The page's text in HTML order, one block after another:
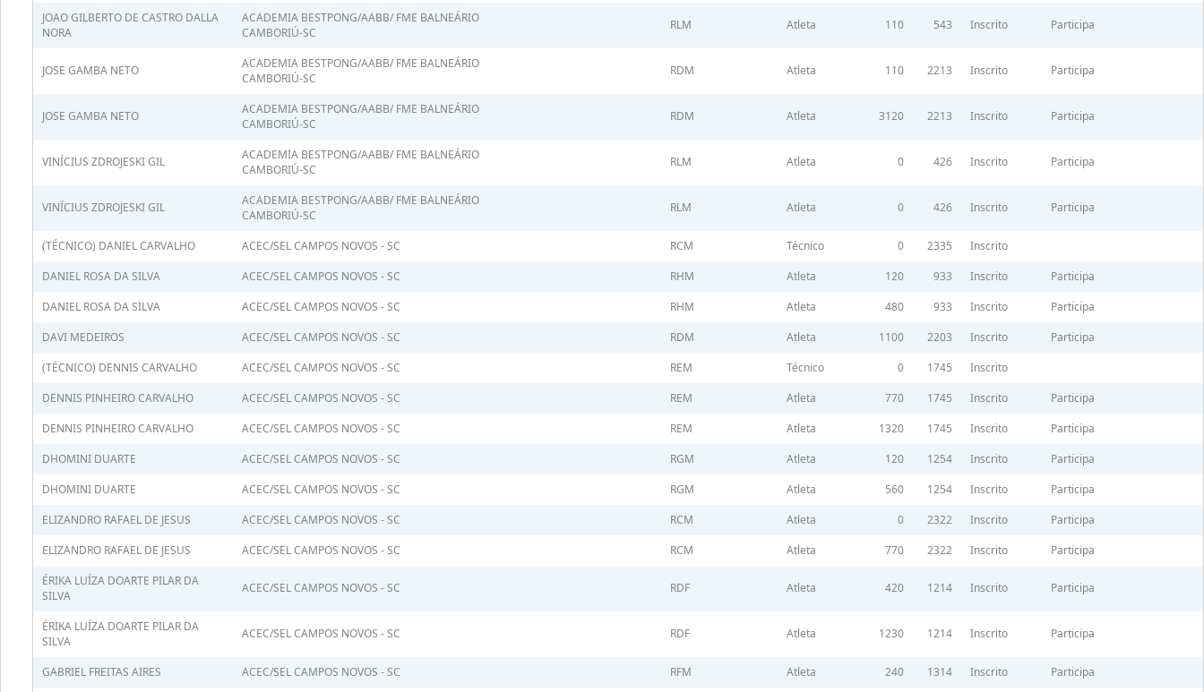
JOAO GILBERTO DE CASTRO DALLA
NORA
ACADEMIA BESTPONG/AABB/ FME BALNEÁRIO
CAMBORIÚ-SC
RLM Atleta 110 543 Inscrito Participa
JOSE GAMBA NETO
ACADEMIA BESTPONG/AABB/ FME BALNEÁRIO
CAMBORIÚ-SC
RDM Atleta 110 2213 Inscrito Participa
JOSE GAMBA NETO
ACADEMIA BESTPONG/AABB/ FME BALNEÁRIO
CAMBORIÚ-SC
RDM Atleta 3120 2213 Inscrito Participa
VINÍCIUS ZDROJESKI GIL
ACADEMIA BESTPONG/AABB/ FME BALNEÁRIO
CAMBORIÚ-SC
RLM Atleta 0 426 Inscrito Participa
VINÍCIUS ZDROJESKI GIL
ACADEMIA BESTPONG/AABB/ FME BALNEÁRIO
CAMBORIÚ-SC
RLM Atleta 0 426 Inscrito Participa
(TÉCNICO) DANIEL CARVALHO ACEC/SEL CAMPOS NOVOS - SC RCM Técnico 0 2335
Inscrito
DANIEL ROSA DA SILVA
ACEC/SEL CAMPOS NOVOS - SC RHM Atleta 120 933 Inscrito
Participa
DANIEL ROSA DA SILVA
ACEC/SEL CAMPOS NOVOS - SC RHM Atleta 480 933 Inscrito
Participa
DAVI MEDEIROS
ACEC/SEL CAMPOS NOVOS - SC RDM Atleta 1100 2203 Inscrito
Participa
(TÉCNICO) DENNIS CARVALHO
ACEC/SEL CAMPOS NOVOS - SC REM Técnico 0 1745
Inscrito
DENNIS PINHEIRO CARVALHO
ACEC/SEL CAMPOS NOVOS - SC REM Atleta 770 1745 Inscrito
Participa
DENNIS PINHEIRO CARVALHO
ACEC/SEL CAMPOS NOVOS - SC REM Atleta 1320 1745 Inscrito
Participa
DHOMINI DUARTE
ACEC/SEL CAMPOS NOVOS - SC RGM Atleta 120 1254 Inscrito
Participa
DHOMINI DUARTE
ACEC/SEL CAMPOS NOVOS - SC RGM Atleta 560 1254 Inscrito
Participa
ELIZANDRO RAFAEL DE JESUS
ACEC/SEL CAMPOS NOVOS - SC RCM Atleta 0 2322 Inscrito
Participa
ELIZANDRO RAFAEL DE JESUS
ACEC/SEL CAMPOS NOVOS - SC RCM Atleta 770 2322 Inscrito
Participa
ÉRIKA LUÍZA DOARTE PILAR DA
SILVA
ACEC/SEL CAMPOS NOVOS - SC RDF Atleta 420 1214 Inscrito Participa
ÉRIKA LUÍZA DOARTE PILAR DA
SILVA
ACEC/SEL CAMPOS NOVOS - SC RDF Atleta 1230 1214 Inscrito Participa
GABRIEL FREITAS AIRES ACEC/SEL CAMPOS NOVOS - SC RFM Atleta 240 1314 Inscrito
Participa